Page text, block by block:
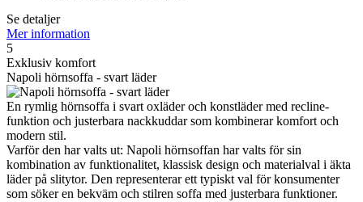
Se detaljer
Mer information
5
Exklusiv komfort
Napoli hörnsoffa - svart läder
En rymlig hörnsoffa i svart oxläder och konstläder med recline-
funktion och justerbara nackkuddar som kombinerar komfort och
modern stil.
Varför den har valts ut: Napoli hörnsoffan har valts för sin
kombination av funktionalitet, klassisk design och materialval i äkta
läder på slitytor. Den representerar ett typiskt val för konsumenter
som söker en bekväm och stilren soffa med justerbara funktioner.